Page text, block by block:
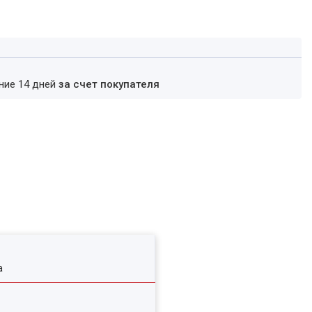
14 днейза счет покупателя